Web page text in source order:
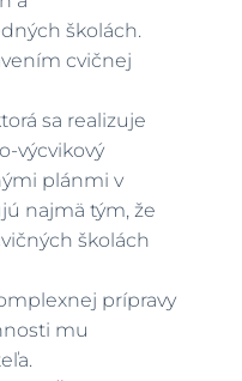
školách.
cvičnej
sa realizuje
výcvikový
plánmi v
najmä tým, že
školách
prípravy
mu